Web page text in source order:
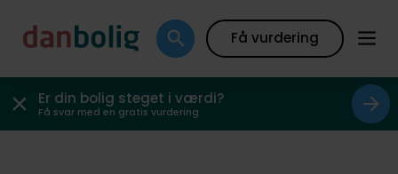
Få vurdering
Er din bolig steget i værdi?
Få svar med en gratis vurdering